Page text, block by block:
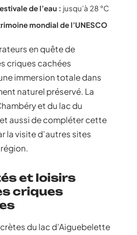
de l’eau : jusqu’à 28 °C
mondial de l’UNESCO
en quête de
criques cachées
immersion totale dans
naturel préservé. La
et du lac du
aussi de compléter cette
la visite d’autres sites
et loisirs
criques
du lac d’Aiguebelette